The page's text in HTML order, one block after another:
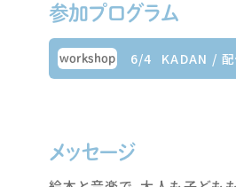
参加プログラム
workshop 6/4 KADAN /
メッセージ